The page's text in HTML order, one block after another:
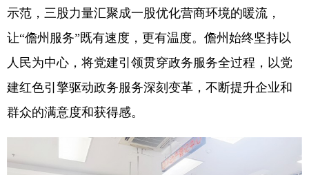
示范，三股力量汇聚成一股优化营商环境的暖流，
让“儋州服务”既有速度，更有温度。儋州始终坚持以
人民为中心，将党建引领贯穿政务服务全过程，以党
建红色引擎驱动政务服务深刻变革，不断提升企业和
群众的满意度和获得感。